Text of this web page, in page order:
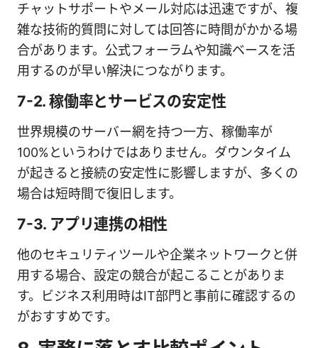
チャットサポートやメール対応は迅速ですが、複
雑な技術的質問に対しては回答に時間がかかる場
合があります。公式フォーラムや知識ベースを活
用するのが早い解決につながります。
7-2. 稼働率とサービスの安定性
世界規模のサーバー網を持つ一方、稼働率が
100%というわけではありません。ダウンタイム
が起きると接続の安定性に影響しますが、多くの
場合は短時間で復旧します。
7-3. アプリ連携の相性
他のセキュリティツールや企業ネットワークと併
用する場合、設定の競合が起こることがありま
す。ビジネス利用時はIT部門と事前に確認するの
がおすすめです。